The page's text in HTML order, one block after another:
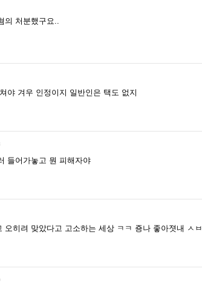
의 처분했구요..
야 겨우 인정이지 일반인은 택도 없지
들어가놓고 뭔 피해자야
오히려 맞았다고 고소하는 세상 ㅋㅋ 죵나 좋아졋내 ㅅㅂ